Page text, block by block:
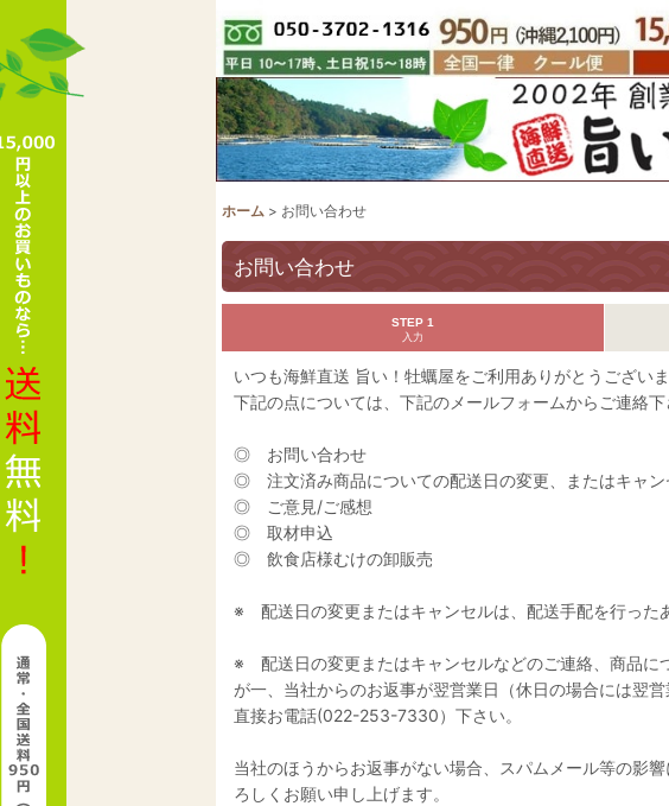
ホーム > お問い合わせ
お問い合わせ
STEP 1
入力
いつも海鮮直送 旨い！牡蠣屋をご利用ありがとうございま
下記の点については、下記のメールフォームからご連絡下
◎ お問い合わせ
◎ 注文済み商品についての配送日の変更、またはキャン
◎ ご意見/ご感想
◎ 取材申込
◎ 飲食店様むけの卸販売
※ 配送日の変更またはキャンセルは、配送手配を行った
※ 配送日の変更またはキャンセルなどのご連絡、商品に
が一、当社からのお返事が翌営業日（休日の場合には翌
直接お電話(022-253-7330）下さい。
当社のほうからお返事がない場合、スパムメール等の影
ろしくお願い申し上げます。